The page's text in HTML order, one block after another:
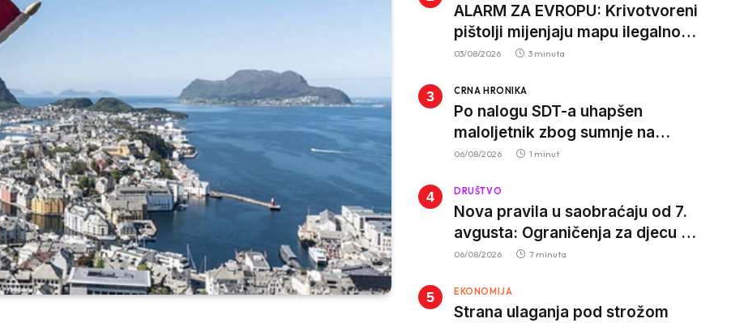
ALARM ZA EVROPU: Krivotvoreni
pištolji mijenjaju mapu ilegalnog
tržišta, istrage ukazuju na
03/08/2026 3 minuta
CRNA HRONIKA
Po nalogu SDT-a uhapšen
maloljetnik zbog sumnje na
vrbovanje i obučavanje za
06/08/2026 1 minut
DRUŠTVO
Nova pravila u saobraćaju od 7.
avgusta: Ograničenja za djecu na
trotinetima i mlade vozače, veće
djece
06/08/2026 7 minuta
EKONOMIJA
Strana ulaganja pod strožom